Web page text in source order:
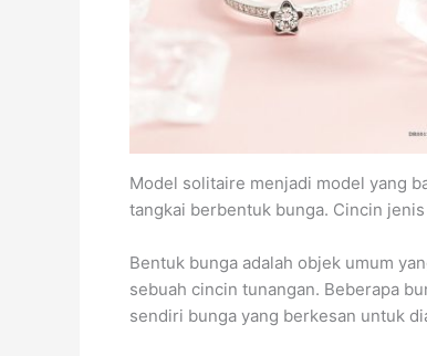
Model solitaire menjadi model yang
tangkai berbentuk bunga. Cincin
Bentuk bunga adalah objek umum
sebuah cincin tunangan. Beberapa
sendiri bunga yang berkesan untuk